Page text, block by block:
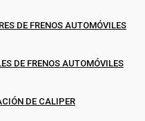
DE FRENOS AUTOMÓVILES
DE FRENOS AUTOMÓVILES
DE CALIPER